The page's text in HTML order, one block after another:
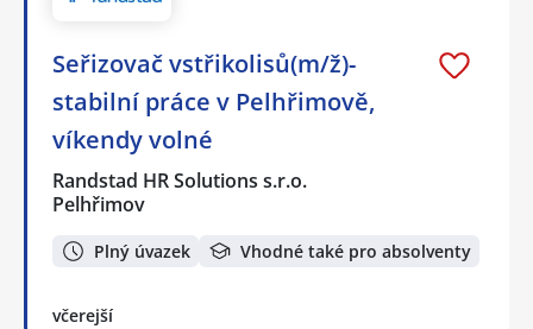
Seřizovač vstřikolisů(m/ž)-
stabilní práce v Pelhřimově,
víkendy volné
Randstad HR Solutions s.r.o.
Pelhřimov
Plný úvazek Vhodné také pro absolventy
včerejší